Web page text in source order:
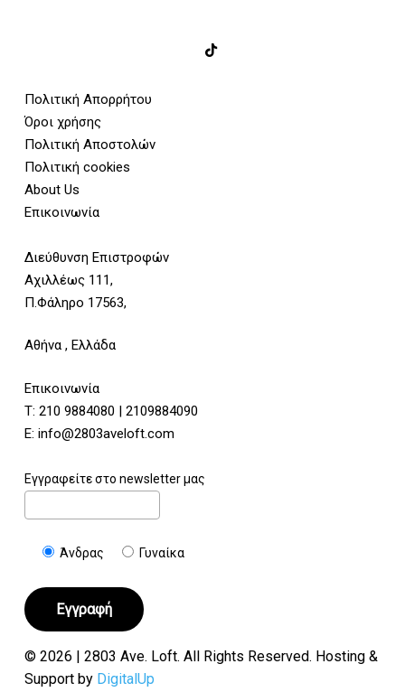
Πολιτική Απορρήτου
Όροι χρήσης
Πολιτική Αποστολών
Πολιτική cookies
About Us
Επικοινωνία
Διεύθυνση Επιστροφών
Αχιλλέως 111,
Π.Φάληρο 17563,
Αθήνα , Ελλάδα
Επικοινωνία
Τ: 210 9884080 | 2109884090
E: info@2803aveloft.com
Εγγραφείτε στο newsletter μας
Άνδρας Γυναίκα
© 2026 | 2803 Ave. Loft. All Rights Reserved. Hosting &
Support by DigitalUp